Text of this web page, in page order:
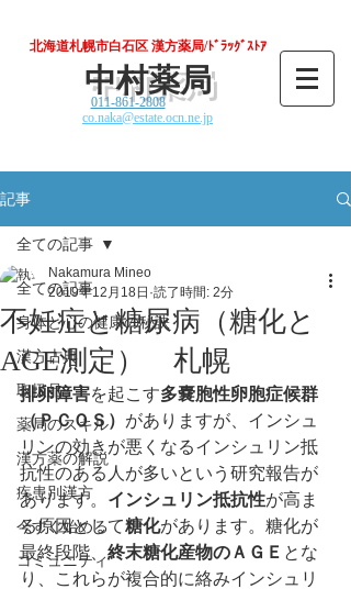
北海道札幌市白石区 漢方薬局/ﾄﾞﾗｯｸﾞｽﾄｱ
中村薬局
011-861-2808
co.naka@estate.ocn.ne.jp
記事
全ての記事
身体と心の健康の秘訣
漢方古典
取扱品
薬局のスキル
漢方薬の解説
疾患別漢方
今すぐ始める
コミュニティ
全ての記事
不妊症と糖尿病（糖化と
AGE測定） 札幌
Nakamura Mineo
2019年12月18日 読了時間: 2分
排卵障害を起こす多嚢胞性卵胞症候群
（ＰＣＯＳ） がありますが、インシュ
リンの効きが悪くなるインシュリン抵
抗性のある人が多いという研究報告が
あります。 インシュリン抵抗性が高ま
る原因として糖化があります。糖化が
最終段階、終末糖化産物のＡＧＥ とな
り、これらが複合的に絡みインシュリ